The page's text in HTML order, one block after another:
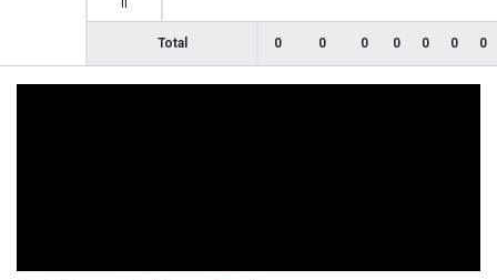
Total 0 0 0 0 0 0 0